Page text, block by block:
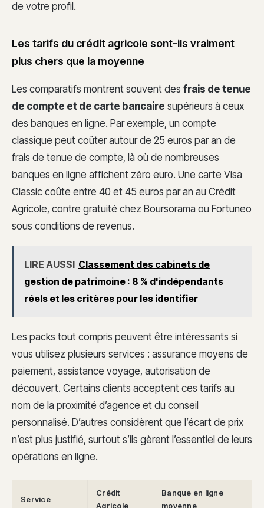
de votre profil.
Les tarifs du crédit agricole sont-ils vraiment
plus chers que la moyenne
Les comparatifs montrent souvent des frais de tenue
de compte et de carte bancaire supérieurs à ceux
des banques en ligne. Par exemple, un compte
classique peut coûter autour de 25 euros par an de
frais de tenue de compte, là où de nombreuses
banques en ligne affichent zéro euro. Une carte Visa
Classic coûte entre 40 et 45 euros par an au Crédit
Agricole, contre gratuité chez Boursorama ou Fortuneo
sous conditions de revenus.
LIRE AUSSI Classement des cabinets de
gestion de patrimoine : 8 % d'indépendants
réels et les critères pour les identifier
Les packs tout compris peuvent être intéressants si
vous utilisez plusieurs services : assurance moyens de
paiement, assistance voyage, autorisation de
découvert. Certains clients acceptent ces tarifs au
nom de la proximité d’agence et du conseil
personnalisé. D’autres considèrent que l’écart de prix
n’est plus justifié, surtout s’ils gèrent l’essentiel de leurs
opérations en ligne.
Service
Crédit
Agricole
Banque en ligne
moyenne